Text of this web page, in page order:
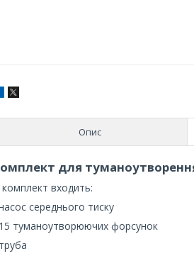
Опис
для
входить:
середнього тиску
туманоутворюючих форсунок